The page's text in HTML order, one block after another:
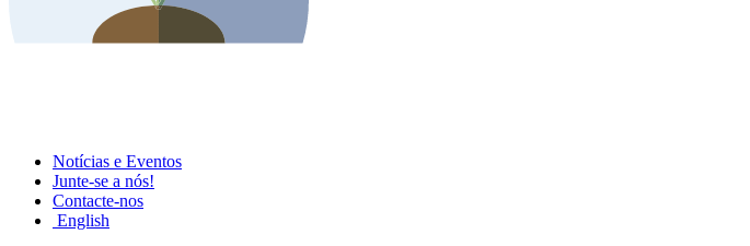
Notícias e Eventos
Junte-se a nós!
Contacte-nos
English